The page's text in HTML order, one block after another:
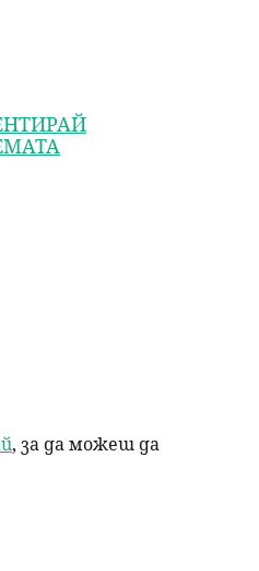
, за да можеш да